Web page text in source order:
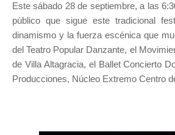
Este sábado 28 de septiembre, a las
público que sigue este tradicional
dinamismo y la fuerza escénica que
del Teatro Popular Danzante, el
de Villa Altagracia, el Ballet Concierto
Producciones, Núcleo Extremo Centro